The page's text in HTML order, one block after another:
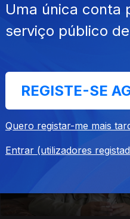
Ep. 26 04 out. 2022
Uma única conta
serviço público
REGISTE-SE
Quero registar-me mais
Entrar (utilizadores